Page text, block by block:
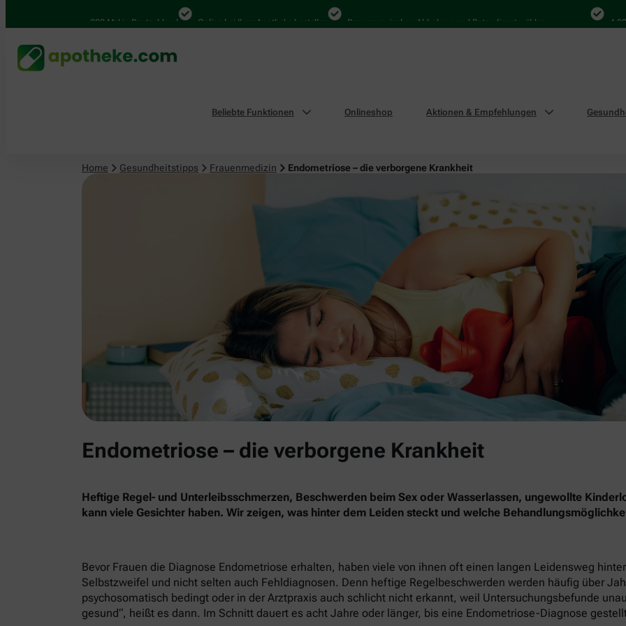
4.000 Mal in Deutschland Online bei Ihrer Apotheke bestellen Bequem zwischen Abholung und Botendienst wählen 4.000
Beliebte Funktionen Onlineshop Aktionen & Empfehlungen
Home Gesundheitstipps Frauenmedizin Endometriose – die verborgene Krankheit
Endometriose – die verborgene Krankheit
Heftige Regel- und Unterleibsschmerzen, Beschwerden beim Sex oder Wasserlassen, ungewollte
kann viele Gesichter haben. Wir zeigen, was hinter dem Leiden steckt und welche
Bevor Frauen die Diagnose Endometriose erhalten, haben viele von ihnen oft einen langen Leidensweg
Selbstzweifel und nicht selten auch Fehldiagnosen. Denn heftige Regelbeschwerden werden häufig über
psychosomatisch bedingt oder in der Arztpraxis auch schlicht nicht erkannt, weil Untersuchungsbefunde
gesund“, heißt es dann. Im Schnitt dauert es acht Jahre oder länger, bis eine Endometriose-Diagnose